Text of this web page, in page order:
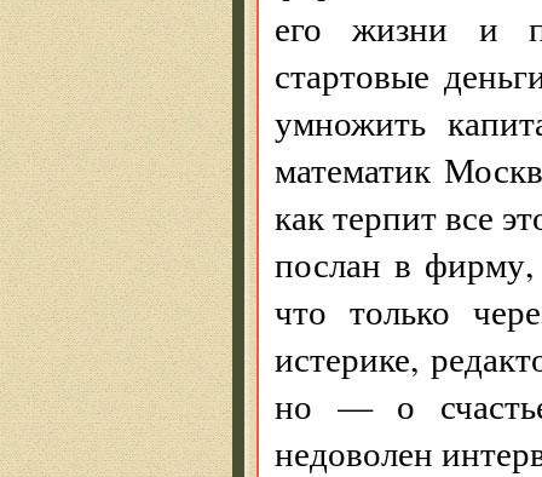
его жизни и
стартовые
умножить
математик
как терпит все
послан в фирму,
что только
истерике,
но — о
недоволен